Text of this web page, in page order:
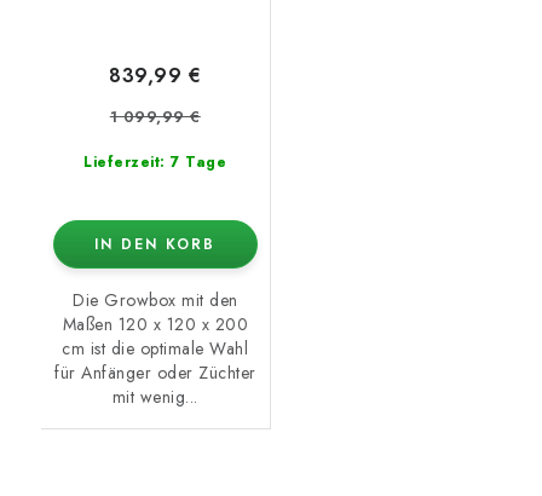
Lieferzeit: 7 Tage
839,99 €
1 099,99 €
IN DEN KORB
Die Growbox mit den
Maßen 120 x 120 x 200
cm ist die optimale Wahl
für Anfänger oder Züchter
mit wenig...